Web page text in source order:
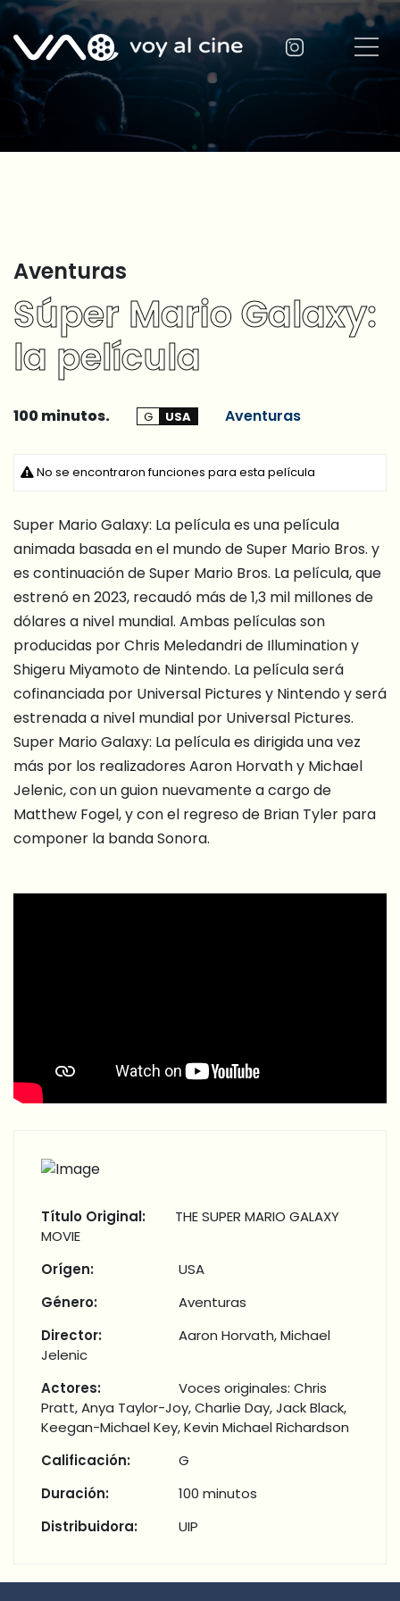
Aventuras
Súper Mario Galaxy:
la película
100 minutos. G USA Aventuras
No se encontraron funciones para esta película
Super Mario Galaxy: La película es una película
animada basada en el mundo de Super Mario Bros. y
es continuación de Super Mario Bros. La película, que
estrenó en 2023, recaudó más de 1,3 mil millones de
dólares a nivel mundial. Ambas películas son
producidas por Chris Meledandri de Illumination y
Shigeru Miyamoto de Nintendo. La película será
cofinanciada por Universal Pictures y Nintendo y será
estrenada a nivel mundial por Universal Pictures.
Super Mario Galaxy: La película es dirigida una vez
más por los realizadores Aaron Horvath y Michael
Jelenic, con un guion nuevamente a cargo de
Matthew Fogel, y con el regreso de Brian Tyler para
componer la banda Sonora.
Título Original:
THE SUPER MARIO GALAXY
MOVIE
Orígen:
USA
Género:
Aventuras
Director:
Aaron Horvath, Michael
Jelenic
Actores:
Voces originales: Chris
Pratt, Anya Taylor-Joy, Charlie Day, Jack Black,
Keegan-Michael Key, Kevin Michael Richardson
Calificación:
G
Duración:
100 minutos
Distribuidora:
UIP